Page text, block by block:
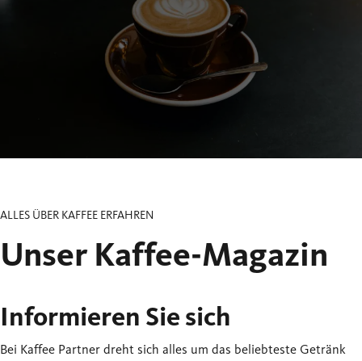
ALLES ÜBER KAFFEE ERFAHREN
Unser Kaffee-Magazin
Informieren Sie sich
Bei Kaffee Partner dreht sich alles um das beliebteste Getränk